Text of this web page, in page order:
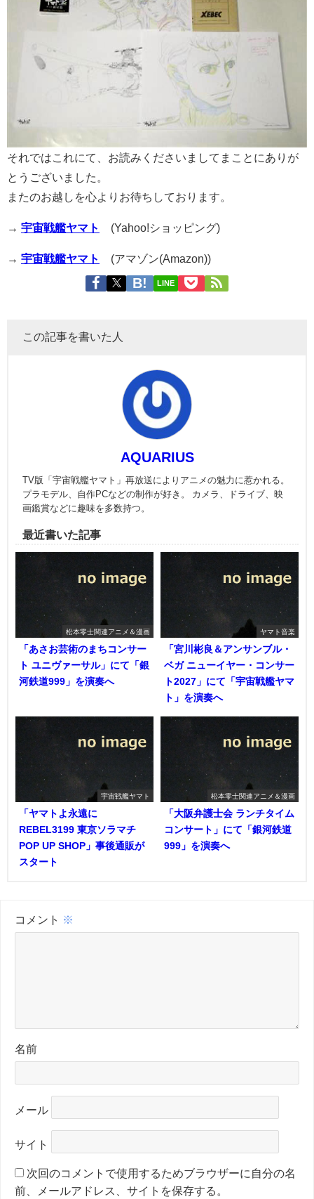
それではこれにて、お読みくださいましてまことにありが
とうございました。
またのお越しを心よりお待ちしております。
→ 宇宙戦艦ヤマト (Yahoo!ショッピング)
→ 宇宙戦艦ヤマト (アマゾン(Amazon))
LINE
この記事を書いた人
AQUARIUS
TV版「宇宙戦艦ヤマト」再放送によりアニメの魅力に惹かれる。
プラモデル、自作PCなどの制作が好き。 カメラ、ドライブ、映
画鑑賞などに趣味を多数持つ。
最近書いた記事
松本零士関連アニメ＆漫画
「あさお芸術のまちコンサー
ト ユニヴァーサル」にて「銀
河鉄道999」を演奏へ
ヤマト音楽
「宮川彬良＆アンサンブル・
ベガ ニューイヤー・コンサー
ト2027」にて「宇宙戦艦ヤマ
ト」を演奏へ
宇宙戦艦ヤマト
「ヤマトよ永遠に
REBEL3199 東京ソラマチ
POP UP SHOP」事後通販が
スタート
松本零士関連アニメ＆漫画
「大阪弁護士会 ランチタイム
コンサート」にて「銀河鉄道
999」を演奏へ
コメント ※
名前
メール
サイト
次回のコメントで使用するためブラウザーに自分の名
前、メールアドレス、サイトを保存する。